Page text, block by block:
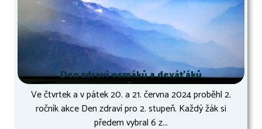
Den zdraví osmáků a deváťáků
Ve čtvrtek a v pátek 20. a 21. června 2024 proběhl 2.
ročník akce Den zdraví pro 2. stupeň. Každý žák si
předem vybral 6 z...